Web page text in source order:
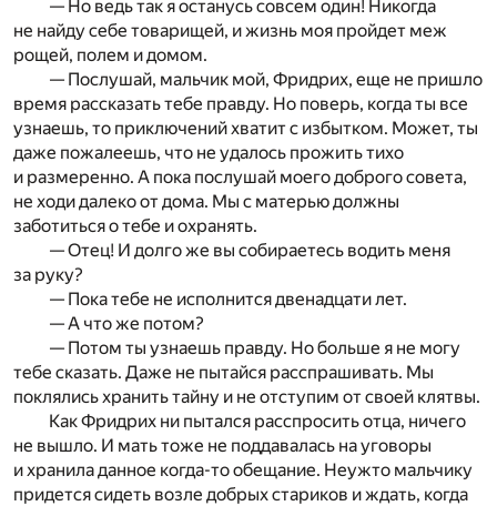
— Но ведь так я останусь совсем один! Никогда
не найду себе товарищей, и жизнь моя пройдет меж
рощей, полем и домом.
— Послушай, мальчик мой, Фридрих, еще не пришло
время рассказать тебе правду. Но поверь, когда ты все
узнаешь, то приключений хватит с избытком. Может, ты
даже пожалеешь, что не удалось прожить тихо
и размеренно. А пока послушай моего доброго совета,
не ходи далеко от дома. Мы с матерью должны
заботиться о тебе и охранять.
— Отец! И долго же вы собираетесь водить меня
за руку?
— Пока тебе не исполнится двенадцати лет.
— А что же потом?
— Потом ты узнаешь правду. Но больше я не могу
тебе сказать. Даже не пытайся расспрашивать. Мы
поклялись хранить тайну и не отступим от своей клятвы.
Как Фридрих ни пытался расспросить отца, ничего
не вышло. И мать тоже не поддавалась на уговоры
и хранила данное когда-то обещание. Неужто мальчику
придется сидеть возле добрых стариков и ждать, когда